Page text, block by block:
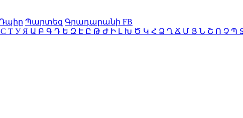
Պարտեզ Գրադարանի FB
С Т УЯ Ա Բ Գ Դ Ե Զ Է Ը Թ Ժ Ի Լ Խ Ծ Կ Հ Ձ Ղ Ճ Մ Յ Ն Շ Ո Չ Պ